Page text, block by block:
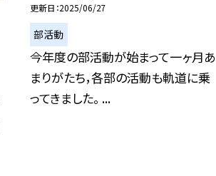
更新日 2025/06/27
部活動
今年度の部活動が始まって一ヶ月あ
まりがたち，各部の活動も軌道に乗
ってきました。 ...